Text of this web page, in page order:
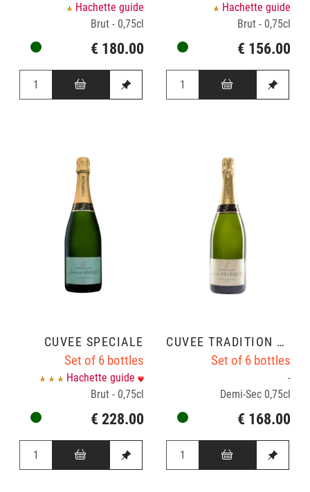
Hachette guide
Brut - 0,75cl
€ 180.00
Hachette guide
Brut - 0,75cl
€ 156.00
CUVÉE SPÉCIALE
Set of 6 bottles
Hachette guide
Brut - 0,75cl
€ 228.00
CUVÉE TRADITION ½ SEC
Set of 6 bottles
-
Demi-Sec 0,75cl
€ 168.00